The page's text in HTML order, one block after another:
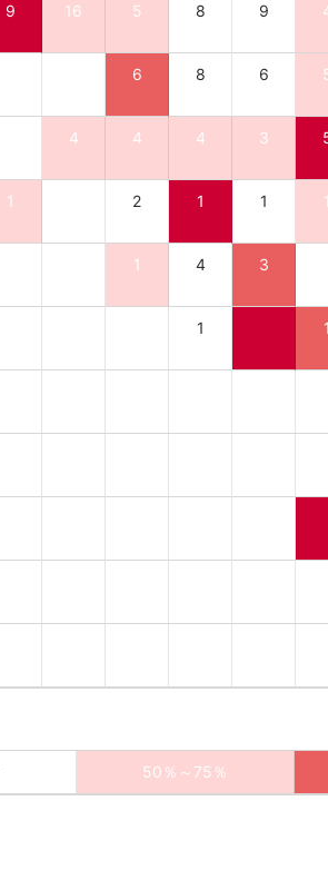
9 16 5 8 9
6 8 6
4 4 4 3
1 2 1 1 1
1 4 3
1 1
50％～75％